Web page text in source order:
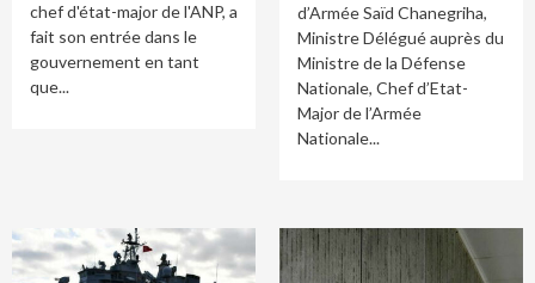
chef d'état-major de l'ANP, a
fait son entrée dans le
gouvernement en tant
que...
d’Armée Saïd Chanegriha,
Ministre Délégué auprès du
Ministre de la Défense
Nationale, Chef d’Etat-
Major de l’Armée
Nationale...